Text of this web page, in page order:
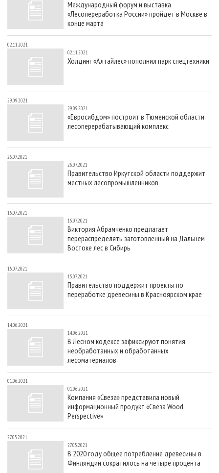
СУШКА ДРЕВЕСИНЫ
ПРОИЗВОДСТВО ДРЕВЕСНЫХ ПЛИТ
ДЕРЕВЯННОЕ ДОМОСТРОЕНИЕ
ПРОИЗВОДСТВО МЕБЕЛИ
БИОЭНЕРГЕТИКА
ЦБП
ИНСТРУМЕНТ И МАТЕРИАЛЫ
ПЕРСОНЫ
МОБИЛЬНЫЕ ВЫСТАВКИ
ПРИОРИТЕТНЫЕ ИНВЕСТПРОЕКТЫ
RUSSIAN FORESTRY REVIEW
ГАЗЕТА ЛЕСПРОМФОРУМ
БИБЛИОТЕКА СПЕЦИАЛИСТА
КОНТАКТЫ
РЕКЛАМА
РЕКЛАМА НА САЙТЕ
Международный форум и выставка
«Лесопереработка России» пройдет в Москве в
конце марта
02.11.2021
02.11.2021
Холдинг «Алтайлес» пополнил парк спецтехники
29.09.2021
29.09.2021
«Евросибдом» построит в Тюменской области
лесоперерабатывающий комплекс
26.07.2021
26.07.2021
Правительство Иркутской области поддержит
местных лесопромышленников
15.07.2021
15.07.2021
Виктория Абрамченко предлагает
перераспределять заготовленный на Дальнем
Востоке лес в Сибирь
15.07.2021
15.07.2021
Правительство поддержит проекты по
переработке древесины в Красноярском крае
14.06.2021
14.06.2021
В Лесном кодексе зафиксируют понятия
необработанных и обработанных
лесоматериалов
01.06.2021
01.06.2021
Компания «Свеза» представила новый
информационный продукт «Свеза Wood
Perspective»
27.05.2021
27.05.2021
В 2020 году общее потребление древесины в
Финляндии сократилось на четыре процента